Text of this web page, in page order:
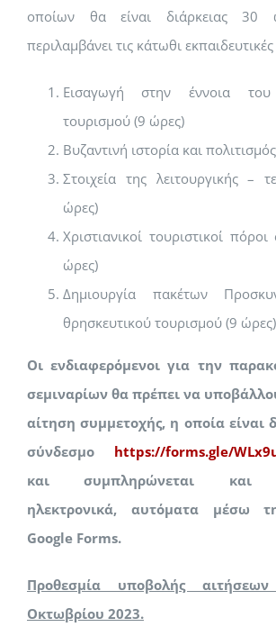
οποίων θα είναι διάρκειας
περιλαμβάνει τις κάτωθι
Εισαγωγή στην έννοια του
τουρισμού (9 ώρες)
Βυζαντινή ιστορία και
Στοιχεία της λειτουργικής –
ώρες)
Χριστιανικοί τουριστικοί
ώρες)
Δημιουργία πακέτων
θρησκευτικού τουρισμού (9 ώρες)
Οι ενδιαφερόμενοι για την
σεμιναρίων θα πρέπει να
αίτηση συμμετοχής, η οποία είναι
σύνδεσμο https://forms.gle/
και συμπληρώνεται και
ηλεκτρονικά, αυτόματα μέσω
Google Forms.
Προθεσμία υποβολής
Οκτωβρίου 2023.